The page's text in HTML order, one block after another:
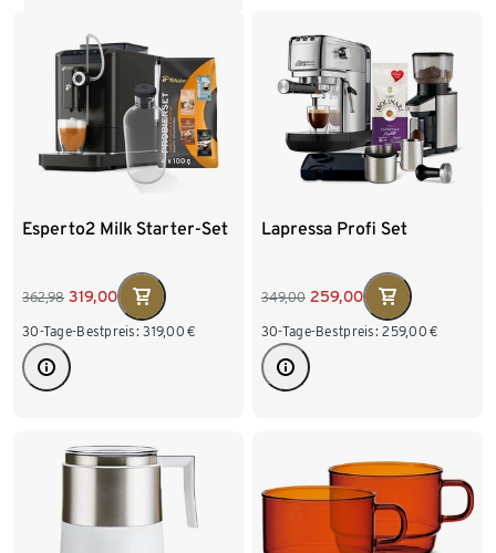
Esperto2 Milk Starter-Set
362,98 319,00
30-Tage-Bestpreis: 319,00 €
Lapressa Profi Set
349,00 259,00
30-Tage-Bestpreis: 259,00 €